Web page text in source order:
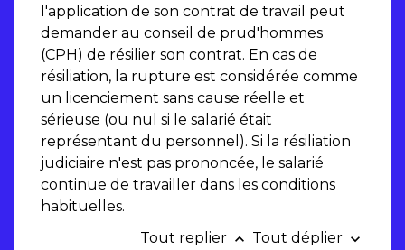
l'application de son contrat de travail peut
demander au conseil de prud'hommes
(CPH) de résilier son contrat. En cas de
résiliation, la rupture est considérée comme
un licenciement sans cause réelle et
sérieuse (ou nul si le salarié était
représentant du personnel). Si la résiliation
judiciaire n'est pas prononcée, le salarié
continue de travailler dans les conditions
habituelles.
Tout replier keyboard_arrow_up Tout déplier keyboard_arrow_down